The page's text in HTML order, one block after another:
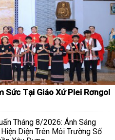
Sức Tại Giáo Xứ Plei Rơngol
Tháng 8/2026: Ánh Sáng
Diện Trên Môi Trường Số